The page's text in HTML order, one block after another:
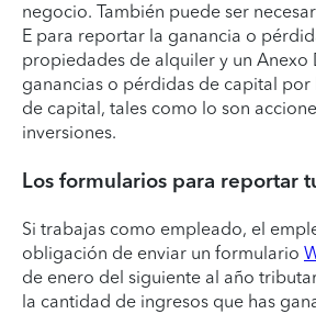
negocio. También puede ser
E para reportar la ganancia o
propiedades de alquiler y un
ganancias o pérdidas de capital por
de capital, tales como lo son
inversiones.
Los formularios para reportar
Si trabajas como empleado, el
obligación de enviar un formulario
de enero del siguiente al año
la cantidad de ingresos que has